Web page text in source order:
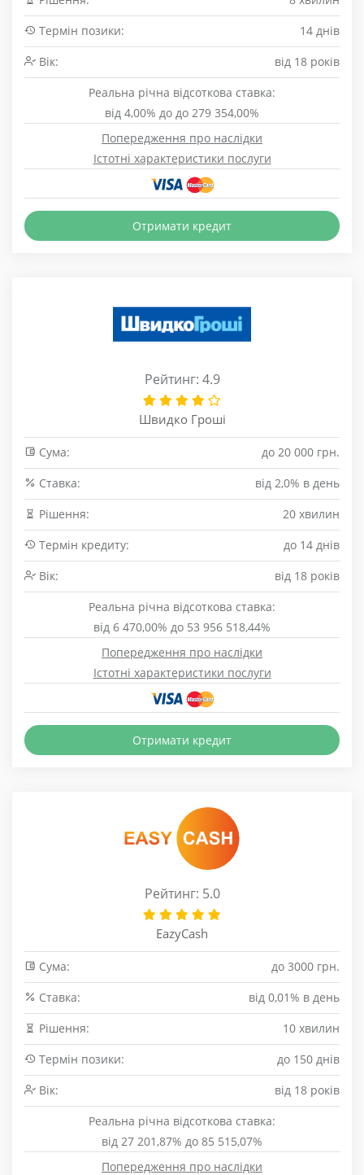
Термін позики:
14 днів
Вік:
від 18 років
Реальна річна відсоткова ставка:
від 4,00% до до 279 354,00%
Попередження про наслідки
Істотні характеристики послуги
Отримати кредит
Рейтинг: 4.9
Швидко Гроші
Сума:
до 20 000 грн.
Cтавка:
від 2,0% в день
Рішення:
20 хвилин
Термін кредиту:
до 14 днів
Вік:
від 18 років
Реальна річна відсоткова ставка:
від 6 470,00% до 53 956 518,44%
Попередження про наслідки
Істотні характеристики послуги
Отримати кредит
Рейтинг: 5.0
EazyCash
Сума:
до 3000 грн.
Cтавка:
від 0,01% в день
Рішення:
10 хвилин
Термін позики:
до 150 днів
Вік:
від 18 років
Реальна річна відсоткова ставка:
від 27 201,87% до 85 515,07%
Попередження про наслідки